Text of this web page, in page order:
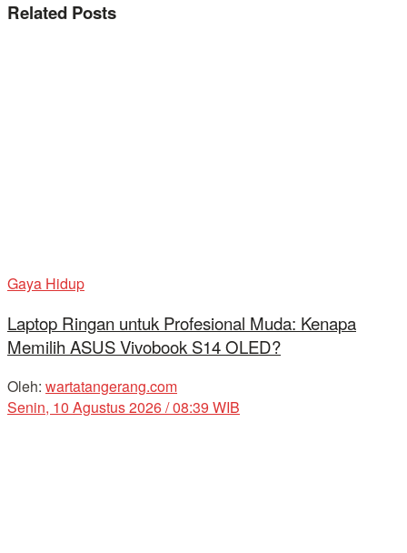
Related Posts
Gaya Hidup
Laptop Ringan untuk Profesional Muda: Kenapa
Memilih ASUS Vivobook S14 OLED?
Oleh: wartatangerang.com
Senin, 10 Agustus 2026 / 08:39 WIB